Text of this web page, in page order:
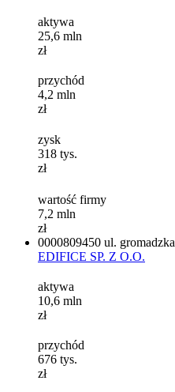
aktywa
25,6 mln
zł
przychód
4,2 mln
zł
zysk
318 tys.
zł
wartość firmy
7,2 mln
zł
0000809450 ul.
EDIFICE SP. Z O.O.
aktywa
10,6 mln
zł
przychód
676 tys.
zł